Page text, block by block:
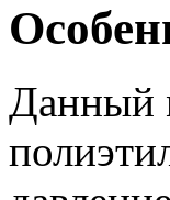
Данный